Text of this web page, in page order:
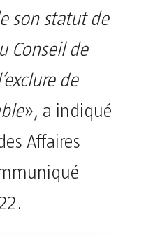
son statut de
Conseil de
de
», a indiqué
Affaires